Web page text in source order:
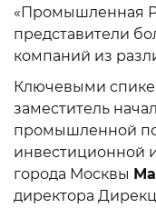
«Промышленная
представители
компаний из
Ключевыми
заместитель
промышленной
инвестиционной
города Москвы
директора